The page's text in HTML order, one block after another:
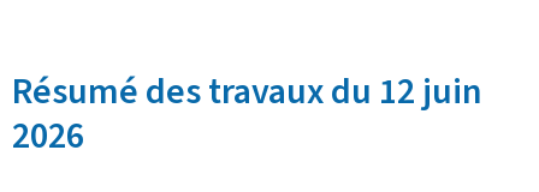
i
lRésumé des travaux du 12 juin
2026